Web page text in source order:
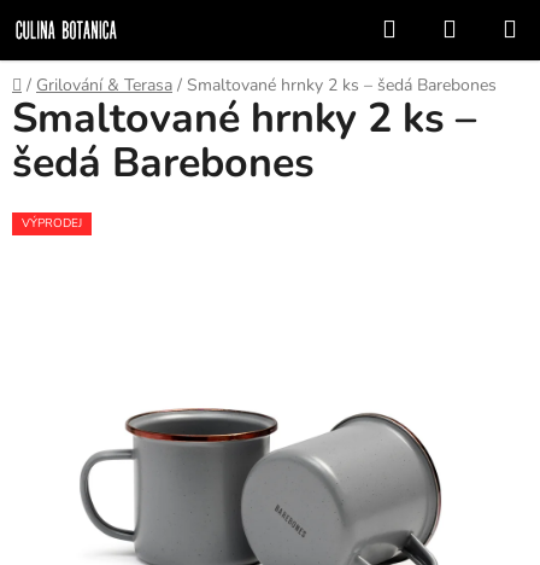
na
obsah
Hľadať
KOŠÍK
Domov
/ Grilování & Terasa / Smaltované hrnky 2 ks – šedá Barebones
Smaltované hrnky 2 ks –
šedá Barebones
VÝPRODEJ